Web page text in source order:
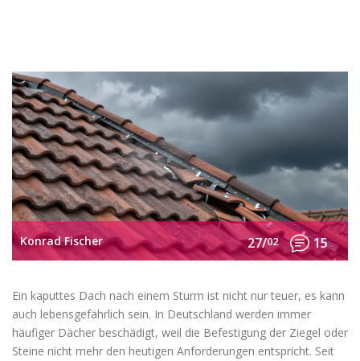
Konrad Fischer 27/02 15
Ein kaputtes Dach nach einem Sturm ist nicht nur teuer, es kann
auch lebensgefährlich sein. In Deutschland werden immer
häufiger Dächer beschädigt, weil die Befestigung der Ziegel oder
Steine nicht mehr den heutigen Anforderungen entspricht. Seit